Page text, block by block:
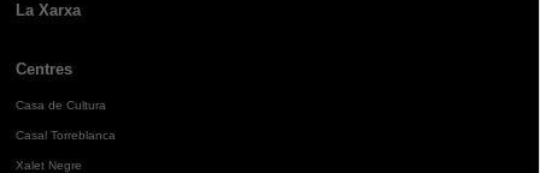
La Xarxa
Centres
Casa de Cultura
Casal Torreblanca
Xalet Negre